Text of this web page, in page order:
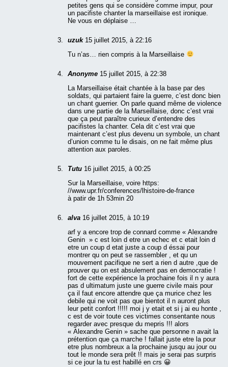
petites gens qui se considère comme impur, pour
un pacifiste chanter la marseillaise est ironique.
Ne vous en déplaise …
uzuk 15 juillet 2015, à 22:16
Tu n’as… rien compris à la Marseillaise
Anonyme 15 juillet 2015, à 22:38
La Marseillaise était chantée à la base par des
soldats, qui partaient faire la guerre, c’est donc bien
un chant guerrier. On parle quand même de violence
dans une partie de la Marseillaise, donc c’est vrai
que ça peut paraître curieux d’entendre des
pacifistes la chanter. Cela dit c’est vrai que
maintenant c’est plus devenu un symbole, un chant
d’union comme tu le disais, on ne fait même plus
attention aux paroles.
Tutu 16 juillet 2015, à 00:25
Sur la Marseillaise, voire https:
//www.upr.fr/conferences/lhistoire-de-france
à patir de 1h 53min 20
alva 16 juillet 2015, à 10:19
arf y a encore trop de connard comme « Alexandre
Genin » c est loin d etre un echec et c etait loin d
etre un coup d etat juste a coup d éssai pour
montrer qu on peut se rassembler , et qu un
mouvement pacifique ne sert a rien d autre ,que de
prouver qu on est absulement pas en democratie !
fort de cette expérience la prochaine fois il n y aura
pas d ultimatum juste une guerre civile mais pour
ça il faut encore attendre que ça murice chez les
debile qui ne voit pas que bientot il n auront plus
leur petit confort !!!!! moi j y etait et si j ai eu honte ,
c est de voir toute ces victimes consentante nous
regarder avec presque du mepris !!! alors
« Alexandre Genin » sache que personne n avait la
prétention que ça marche ! fallait juste etre la pour
etre plus nombreux a la prochaine jusqu au jour ou
tout le monde sera prêt !! mais je serai pas surpris
si ce jour la tu est habillé en crs 😀